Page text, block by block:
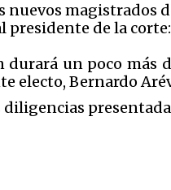
nuevos magistrados
de la
durará un poco más
electo, Bernardo